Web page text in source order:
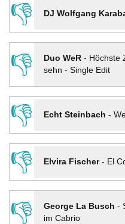
👎
DJ Wolfgang
👎
Duo WeR- Höchste
sehn - Single Edit
👎
Echt Steinbach -
👎
Elvira Fischer- El
👎
George La Busch -
im Cabrio